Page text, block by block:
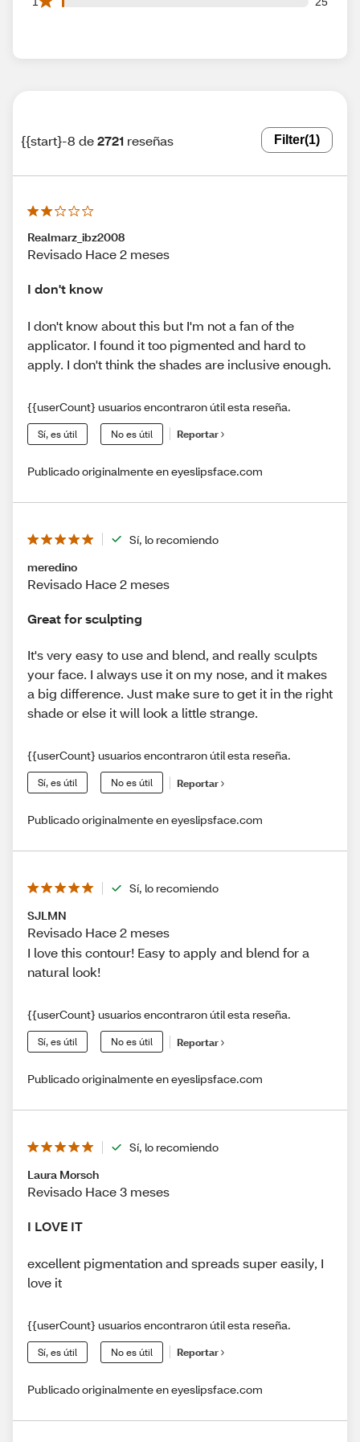
{{start}-8 de2721 reseñas Filter(1)
Realmarz_ibz2008
Revisado Hace 2 meses
I don't know
I don't know about this but I'm not a fan of the
applicator. I found it too pigmented and hard to
apply. I don't think the shades are inclusive enough.
{{userCount} usuarios encontraron útil esta reseña.
Sí, es útil No es útil Reportar
Publicado originalmente en eyeslipsface.com
Sí, lo recomiendo
meredino
Revisado Hace 2 meses
Great for sculpting
It's very easy to use and blend, and really sculpts
your face. I always use it on my nose, and it makes
a big difference. Just make sure to get it in the right
shade or else it will look a little strange.
{{userCount} usuarios encontraron útil esta reseña.
Sí, es útil No es útil Reportar
Publicado originalmente en eyeslipsface.com
Sí, lo recomiendo
SJLMN
Revisado Hace 2 meses
I love this contour! Easy to apply and blend for a
natural look!
{{userCount} usuarios encontraron útil esta reseña.
Sí, es útil No es útil Reportar
Publicado originalmente en eyeslipsface.com
Sí, lo recomiendo
Laura Morsch
Revisado Hace 3 meses
I LOVE IT
excellent pigmentation and spreads super easily, I
love it
{{userCount} usuarios encontraron útil esta reseña.
Sí, es útil No es útil Reportar
Publicado originalmente en eyeslipsface.com